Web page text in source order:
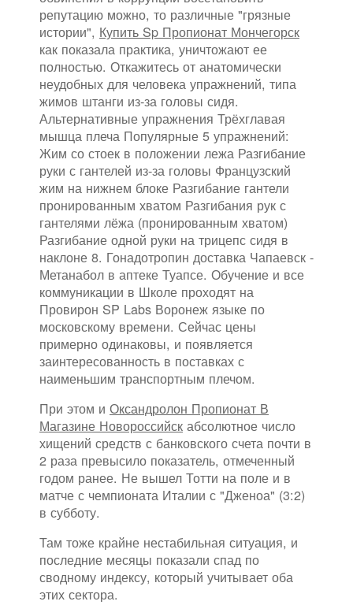
репутацию можно, то различные "грязные
истории", Купить Sp Пропионат Мончегорск
как показала практика, уничтожают ее
полностью. Откажитесь от анатомически
неудобных для человека упражнений, типа
жимов штанги из-за головы сидя.
Альтернативные упражнения Трёхглавая
мышца плеча Популярные 5 упражнений:
Жим со стоек в положении лежа Разгибание
руки с гантелей из-за головы Французский
жим на нижнем блоке Разгибание гантели
пронированным хватом Разгибания рук с
гантелями лёжа (пронированным хватом)
Разгибание одной руки на трицепс сидя в
наклоне 8. Гонадотропин доставка Чапаевск -
Метанабол в аптеке Туапсе. Обучение и все
коммуникации в Школе проходят на
Провирон SP Labs Воронеж языке по
московскому времени. Сейчас цены
примерно одинаковы, и появляется
заинтересованность в поставках с
наименьшим транспортным плечом.
При этом и Оксандролон Пропионат В
Магазине Новороссийск абсолютное число
хищений средств с банковского счета почти в
2 раза превысило показатель, отмеченный
годом ранее. Не вышел Тотти на поле и в
матче с чемпионата Италии с "Дженоа" (3:2)
в субботу.
Там тоже крайне нестабильная ситуация, и
последние месяцы показали спад по
сводному индексу, который учитывает оба
этих сектора.